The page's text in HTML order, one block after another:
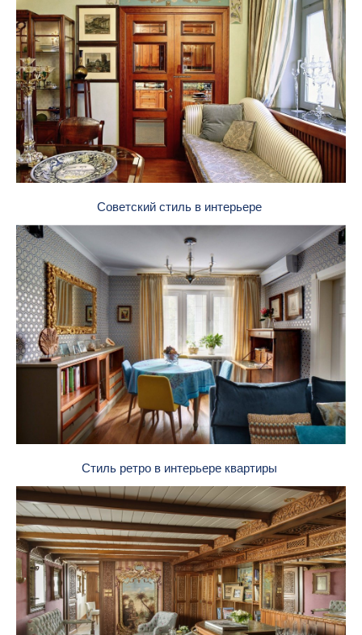
Советский стиль в интерьере
Стиль ретро в интерьере квартиры